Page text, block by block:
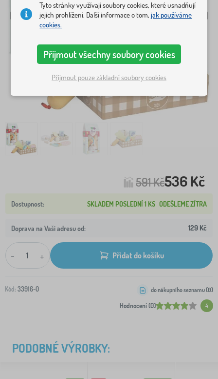
591 Kč536 Kč
SKLADEM POSLEDNÍ 1 KS ODEŠLEME ZÍTRA
Doprava na Vaši adresu od: 129 Kč
- + Přidat do košíku
Kód: 33916-0
Hodnocení (0) 4
do nákupního seznamu (0)
PODOBNÉ VÝROBKY:
Tyto stránky využívají soubory cookies, které usnadňují
jejich prohlížení. Další informace o tom,jak používáme
cookies.
Přijmout všechny soubory cookies
Přijmout pouze základní soubory cookies